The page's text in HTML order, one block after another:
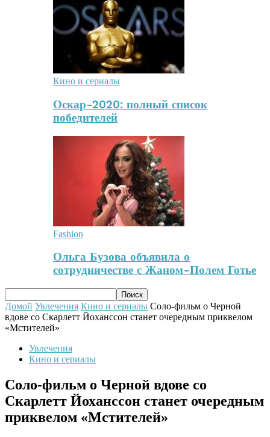
Кино и сериалы
Оскар-2020: полный список
победителей
Fashion
Ольга Бузова объявила о
сотрудничестве с Жаном-Полем Готье
Домой Увлечения Кино и сериалы Соло-фильм о Черной
вдове со Скарлетт Йоханссон станет очередным приквелом
«Мстителей»
Увлечения
Кино и сериалы
Соло-фильм о Черной вдове со
Скарлетт Йоханссон станет очередным
приквелом «Мстителей»